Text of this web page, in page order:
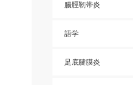
腸脛靭帯炎
語学
足底腱膜炎